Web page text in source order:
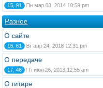
15, 91 Пн мар 03, 2014 10:59 pm
Разное
О сайте
16, 61 Вт апр 24, 2018 12:31 pm
О передаче
17, 46 Пт июл 26, 2013 12:55 am
О гитаре